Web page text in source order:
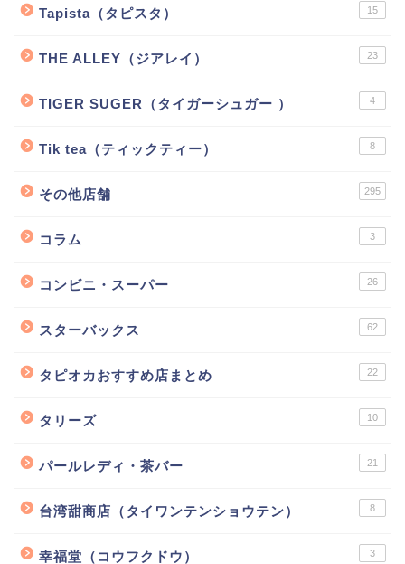
Tapista（タピスタ） 15
THE ALLEY（ジアレイ） 23
TIGER SUGER（タイガーシュガー ） 4
Tik tea（ティックティー） 8
その他店舗 295
コラム 3
コンビニ・スーパー 26
スターバックス 62
タピオカおすすめ店まとめ 22
タリーズ 10
パールレディ・茶バー 21
台湾甜商店（タイワンテンショウテン） 8
幸福堂（コウフクドウ） 3